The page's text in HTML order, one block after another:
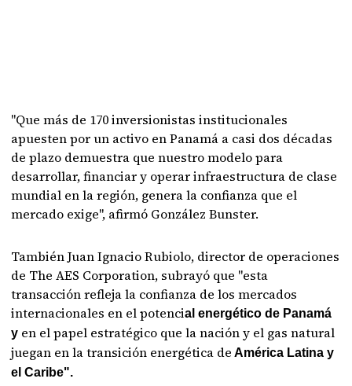
"Que más de 170 inversionistas institucionales
apuesten por un activo en Panamá a casi dos décadas
de plazo demuestra que nuestro modelo para
desarrollar, financiar y operar infraestructura de clase
mundial en la región, genera la confianza que el
mercado exige", afirmó González Bunster.
También Juan Ignacio Rubiolo, director de operaciones
de The AES Corporation, subrayó que "esta
transacción refleja la confianza de los mercados
internacionales en el potencial energético de Panamá
y en el papel estratégico que la nación y el gas natural
juegan en la transición energética de América Latina y
el Caribe".